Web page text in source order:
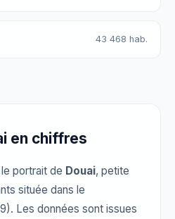
43 468 hab.
en chiffres
portrait de Douai, petite
située dans le
Les données sont issues